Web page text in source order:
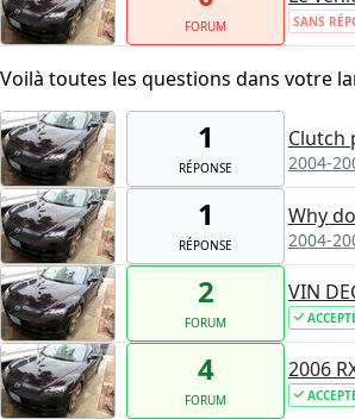
FORUM SANS
Voilà toutes les questions dans votre
1
RÉPONSE
Clutch
2004-
1
RÉPONSE
Why
2004-
2
FORUM
VIN
4
FORUM
2006